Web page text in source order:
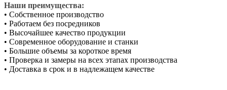
Наши преимущества:
• Собственное производство
• Работаем без посредников
• Высочайшее качество продукции
• Современное оборудование и станки
• Большие объемы за короткое время
• Проверка и замеры на всех этапах производства
• Доставка в срок и в надлежащем качестве